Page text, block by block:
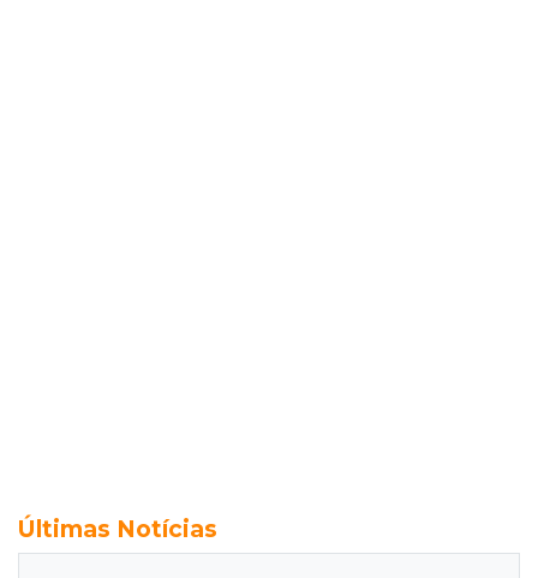
Últimas Notícias